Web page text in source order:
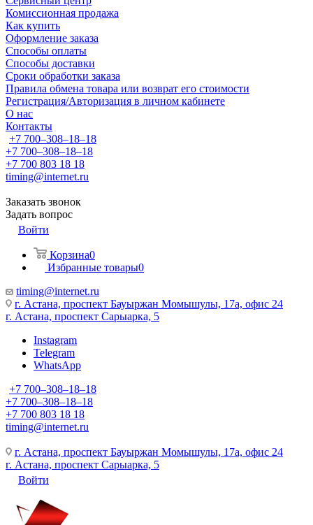
Комиссионная продажа
Как купить
Оформление заказа
Способы оплаты
Способы доставки
Сроки обработки заказа
Правила обмена товара или возврат его стоимости
Регистрация/Авторизация в личном кабинете
О нас
Контакты
+7 700‒308‒18‒18
+7 700‒308‒18‒18
+7 700 803 18 18
timing@internet.ru
Заказать звонок
Задать вопрос
Войти
Корзина0
Избранные товары0
timing@internet.ru
г. Астана, проспект Бауыржан Момышулы, 17а, офис 24
г. Астана, проспект Сарыарка, 5
Instagram
Telegram
WhatsApp
+7 700‒308‒18‒18
+7 700‒308‒18‒18
+7 700 803 18 18
timing@internet.ru
г. Астана, проспект Бауыржан Момышулы, 17а, офис 24
г. Астана, проспект Сарыарка, 5
Войти